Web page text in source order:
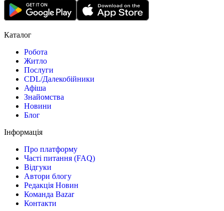
Каталог
Робота
Житло
Послуги
CDL/Далекобійники
Афіша
Знайомства
Новини
Блог
Інформація
Про платформу
Часті питання (FAQ)
Відгуки
Автори блогу
Редакція Новин
Команда Bazar
Контакти